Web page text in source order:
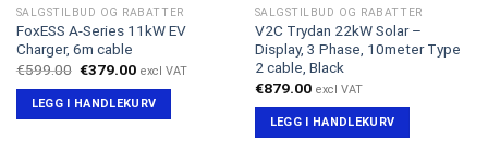
SALGSTILBUD OG RABATTER
FoxESS A-Series 11kW EV
Charger, 6m cable
€599.00 Opprinnelig
var:
€599.00.
€379.00Nåværende
er:
€379.00.
excl VAT
LEGG I HANDLEKURV
SALGSTILBUD OG RABATTER
V2C Trydan 22kW Solar –
Display, 3 Phase, 10meter Type
2 cable, Black
€879.00 excl VAT
LEGG I HANDLEKURV